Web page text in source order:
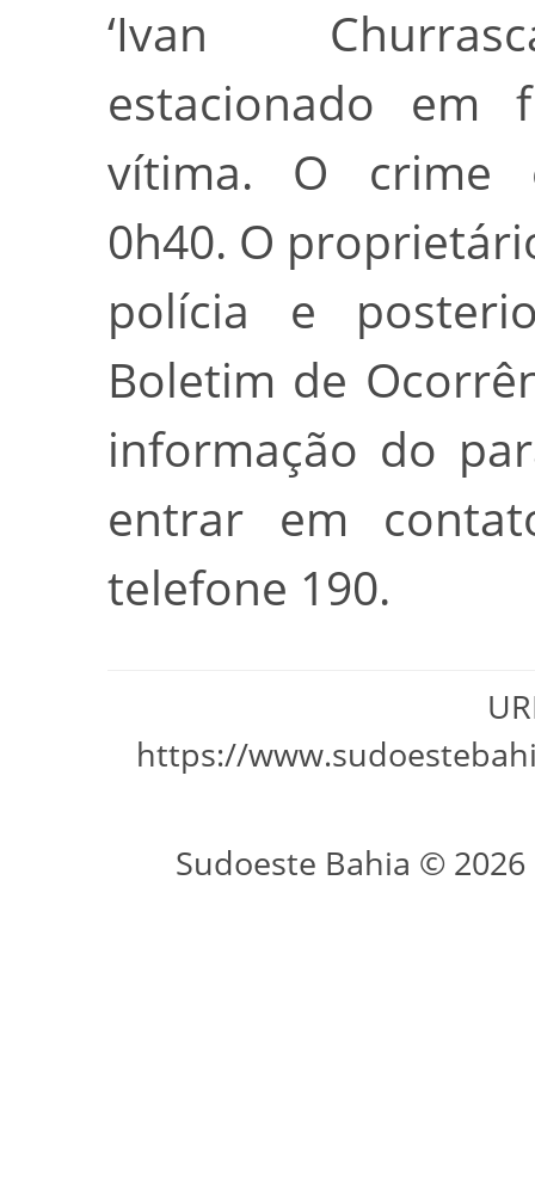
‘Ivan
estacionado em
vítima. O crime
0h40. O
polícia e
Boletim de
informação do
entrar em
telefone 190.
https://
Sudoeste Bahia ©